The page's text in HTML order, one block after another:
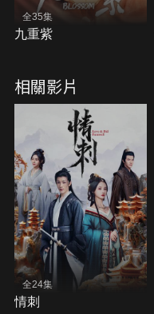
全35集
九重紫
相關影片
全24集
情刺